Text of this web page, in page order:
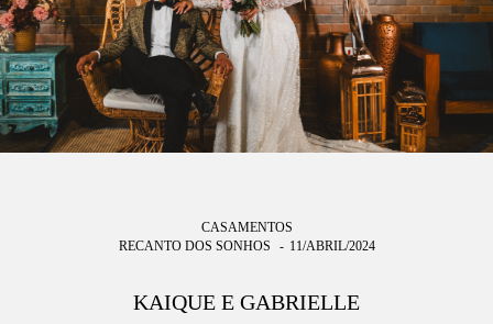
CASAMENTOS
RECANTO DOS SONHOS
11/ABRIL/2024
KAIQUE E GABRIELLE